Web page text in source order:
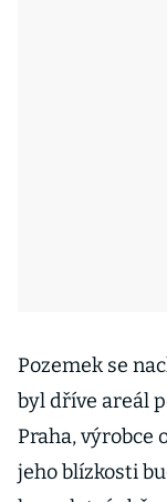
Pozemek se
byl dříve areál
Praha, výrobce
jeho blízkosti